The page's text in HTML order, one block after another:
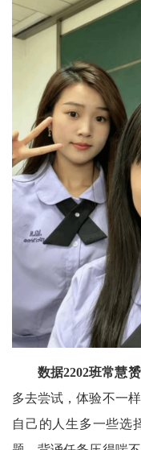
数据2202班常慧赟
多去尝试，体验不一
自己的人生多一些选